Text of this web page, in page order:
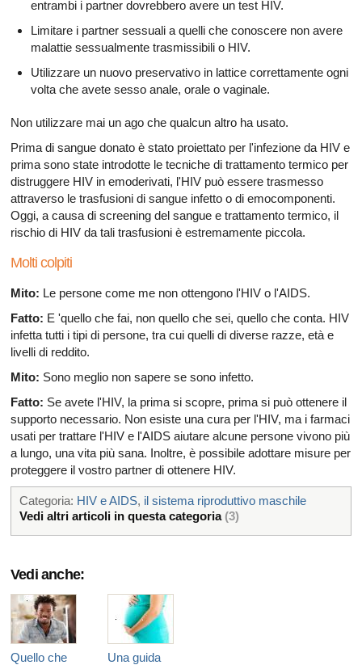
entrambi i partner dovrebbero avere un test HIV.
Limitare i partner sessuali a quelli che conoscere non avere
malattie sessualmente trasmissibili o HIV.
Utilizzare un nuovo preservativo in lattice correttamente ogni
volta che avete sesso anale, orale o vaginale.
Non utilizzare mai un ago che qualcun altro ha usato.
Prima di sangue donato è stato proiettato per l'infezione da HIV e
prima sono state introdotte le tecniche di trattamento termico per
distruggere HIV in emoderivati, l'HIV può essere trasmesso
attraverso le trasfusioni di sangue infetto o di emocomponenti.
Oggi, a causa di screening del sangue e trattamento termico, il
rischio di HIV da tali trasfusioni è estremamente piccola.
Molti colpiti
Mito: Le persone come me non ottengono l'HIV o l'AIDS.
Fatto: E 'quello che fai, non quello che sei, quello che conta. HIV
infetta tutti i tipi di persone, tra cui quelli di diverse razze, età e
livelli di reddito.
Mito: Sono meglio non sapere se sono infetto.
Fatto: Se avete l'HIV, la prima si scopre, prima si può ottenere il
supporto necessario. Non esiste una cura per l'HIV, ma i farmaci
usati per trattare l'HIV e l'AIDS aiutare alcune persone vivono più
a lungo, una vita più sana. Inoltre, è possibile adottare misure per
proteggere il vostro partner di ottenere HIV.
Categoria: HIV e AIDS, il sistema riproduttivo maschile
Vedi altri articoli in questa categoria (3)
Vedi anche:
Quello che
Una guida